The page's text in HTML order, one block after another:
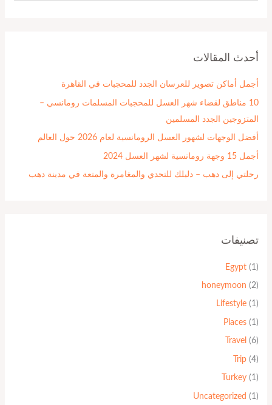
ث
ن
:
أحدث المقالات
أجمل أماكن تصوير للعرسان الجدد للمحجبات في القاهرة
10 مناطق لقضاء شهر العسل للمحجبات المسلمات رومانسي –
المتزوجين الجدد المسلمين
أفضل الوجهات لشهور العسل الرومانسية لعام 2026 حول العالم
أجمل 15 وجهة رومانسية لشهر العسل 2024
رحلتي إلى دهب – دليلك للتحدي والمغامرة والمتعة في مدينة دهب
تصنيفات
Egypt(1)
honeymoon (2)
Lifestyle(1)
Places(1)
Travel (6)
Trip(4)
Turkey(1)
Uncategorized (1)